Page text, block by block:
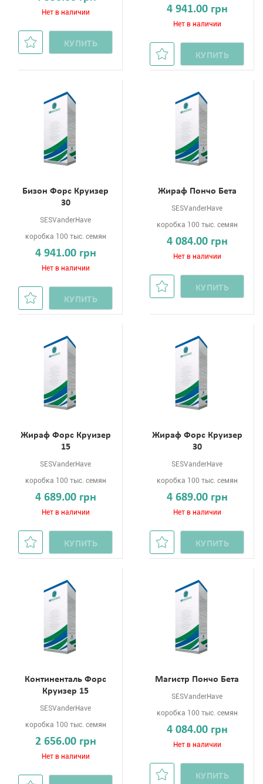
Нет в наличии
КУПИТЬ
4 941.00 грн
Нет в наличии
КУПИТЬ
Бизон Форс Круизер
30
SESVanderHave
коробка 100 тыс. семян
4 941.00 грн
Нет в наличии
КУПИТЬ
Жираф Пончо Бета
SESVanderHave
коробка 100 тыс. семян
4 084.00 грн
Нет в наличии
КУПИТЬ
Жираф Форс Круизер
15
SESVanderHave
коробка 100 тыс. семян
4 689.00 грн
Нет в наличии
КУПИТЬ
Жираф Форс Круизер
30
SESVanderHave
коробка 100 тыс. семян
4 689.00 грн
Нет в наличии
КУПИТЬ
Континенталь Форс
Круизер 15
SESVanderHave
коробка 100 тыс. семян
2 656.00 грн
Нет в наличии
Магистр Пончо Бета
SESVanderHave
коробка 100 тыс. семян
4 084.00 грн
Нет в наличии
КУПИТЬ